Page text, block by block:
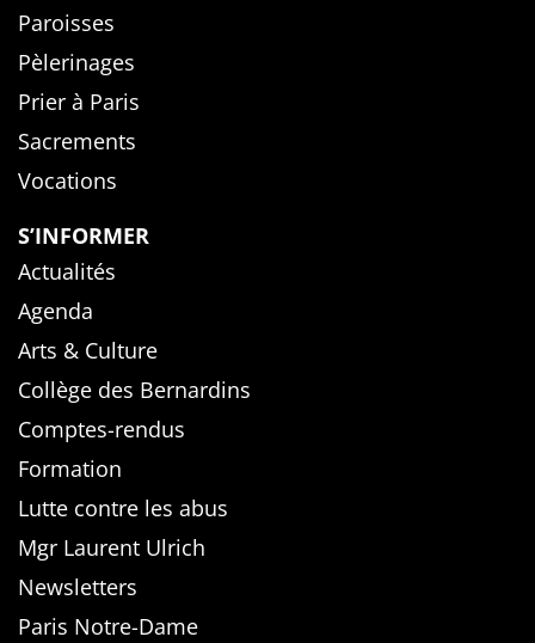
Paroisses
Pèlerinages
Prier à Paris
Sacrements
Vocations
S’INFORMER
Actualités
Agenda
Arts & Culture
Collège des Bernardins
Comptes-rendus
Formation
Lutte contre les abus
Mgr Laurent Ulrich
Newsletters
Paris Notre-Dame